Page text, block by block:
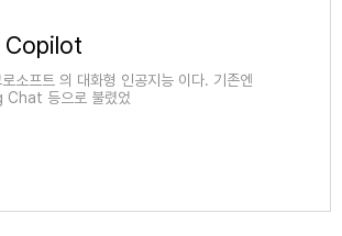
소프트 의 대화형 인공지능 이다. 기존엔
등으로 불렸었